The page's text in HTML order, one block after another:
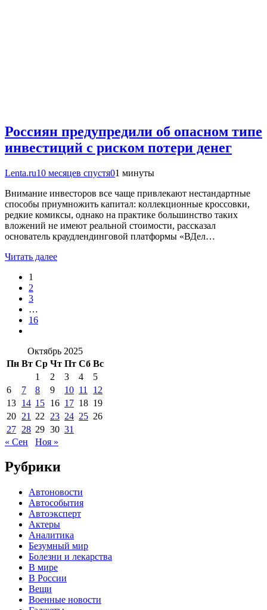
Россиян предупредили об опасном типе
инвестиций с риском потери денег
Lenta.ru10 месяцев спустя01 минуты
Внимание инвесторов все чаще привлекают нестандартные
способы приумножить капитал: коллекционные кроссовки,
редкие комиксы, однако на практике большинство таких
вложений не имеют реальной стоимости, рассказал
основатель краудлендинговой платформы «ВДел…
Читать далее
1
2
3
…
16
Октябрь 2025
Пн Вт Ср Чт Пт Сб Вс
1
2 3 4
5
6
7 8 9 10 11
12
13 14 15 16 17 18 19
20 21 22 23 24 25 26
27 28 29 30 31
« Сен
Ноя »
Рубрики
Автоновости
Автособытия
Автоэксперт
Актеры
Аналитика
Безумный мир
Болезни и лекарства
В мире
В России
Вещи
Военные новости